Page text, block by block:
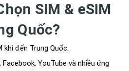
SIM & eSIM
Quốc?
khi đến Trung Quốc.
Facebook, YouTube và nhiều ứng